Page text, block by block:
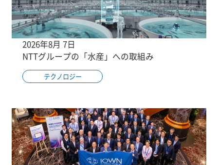
2026年8月 7日
NTTグループの「水産」への取組み
テクノロジー